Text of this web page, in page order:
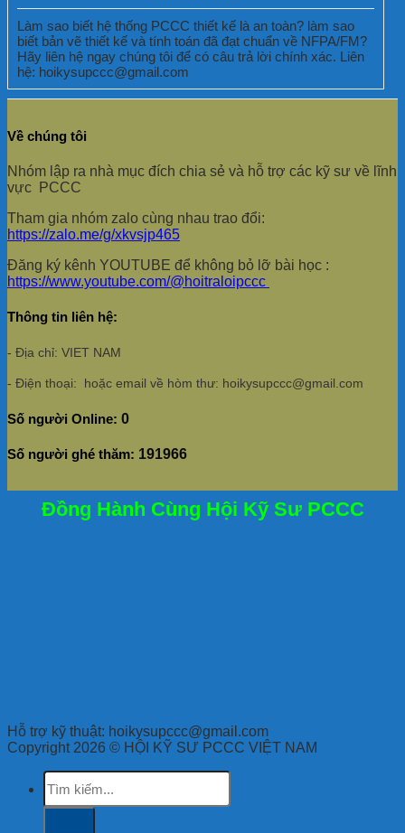
Làm sao biết hệ thống PCCC thiết kế là an toàn? làm sao
biết bản vẽ thiết kế và tính toán đã đạt chuẩn về NFPA/FM?
Hãy liên hệ ngay chúng tôi để có câu trả lời chính xác. Liên
hệ: hoikysupccc@gmail.com
Về chúng tôi
Nhóm lập ra nhà mục đích chia sẻ và hỗ trợ các kỹ sư về lĩnh
vực PCCC
Tham gia nhóm zalo cùng nhau trao đổi:
https://zalo.me/g/xkvsjp465
Đăng ký kênh YOUTUBE để không bỏ lỡ bài học :
https://www.youtube.com/@hoitraloipccc
Thông tin liên hệ:
- Địa chỉ: VIET NAM
- Điện thoại: hoặc email về hòm thư: hoikysupccc@gmail.com
Số người Online: 0
Số người ghé thăm: 191966
Đồng Hành Cùng Hội Kỹ Sư PCCC
Hỗ trợ kỹ thuật: hoikysupccc@gmail.com
Copyright 2026 © HỘI KỸ SƯ PCCC VIỆT NAM
Tìm
kiếm: